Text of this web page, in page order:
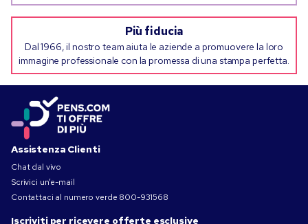
Più fiducia
Dal 1966, il nostro team aiuta le aziende a promuovere la loro
immagine professionale con la promessa di una stampa perfetta.
Assistenza Clienti
Chat dal vivo
Scrivici un’e-mail
Contattaci al numero verde 800-931568
Iscriviti per ricevere offerte esclusive